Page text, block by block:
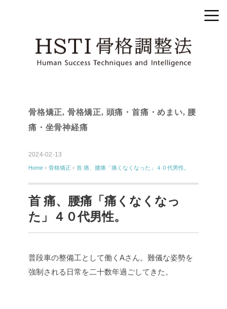
骨格矯正, 骨格矯正, 頭痛・首痛・めまい, 腰
痛・坐骨神経痛
2024-02-13
Home › 骨格矯正 › 首 痛、腰痛「痛くなくなった」４０代男性。
首 痛、腰痛「痛くなくなっ
た」４０代男性。
普段車の整備工として働くAさん。難儀な姿勢を
強制される日常を二十数年過ごしてきた。